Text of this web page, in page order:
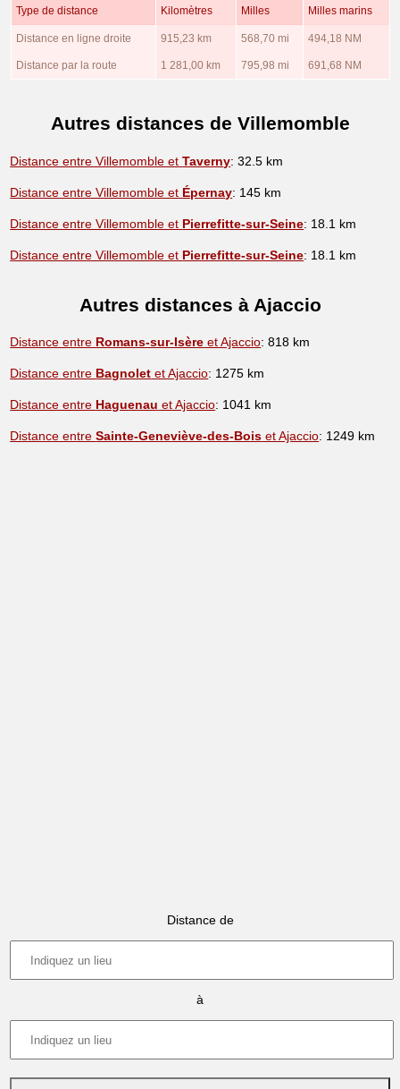
Type de distance Kilomètres Milles Milles marins
Distance en ligne droite 915,23 km 568,70 mi 494,18 NM
Distance par la route 1 281,00 km 795,98 mi 691,68 NM
Autres distances de Villemomble
Distance entre Villemomble etTaverny: 32.5 km
Distance entre Villemomble et Épernay: 145 km
Distance entre Villemomble et Pierrefitte-sur-Seine: 18.1 km
Distance entre Villemomble et Pierrefitte-sur-Seine: 18.1 km
Autres distances à Ajaccio
Distance entre Romans-sur-Isère et Ajaccio: 818 km
Distance entre Bagnolet et Ajaccio: 1275 km
Distance entre Haguenau et Ajaccio: 1041 km
Distance entreSainte-Geneviève-des-Bois et Ajaccio: 1249 km
Distance de
à